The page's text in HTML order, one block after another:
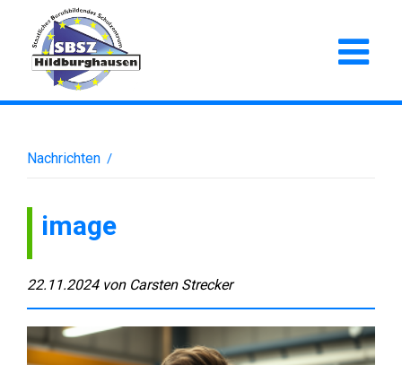
Nachrichten /
image
22.11.2024 von Carsten Strecker